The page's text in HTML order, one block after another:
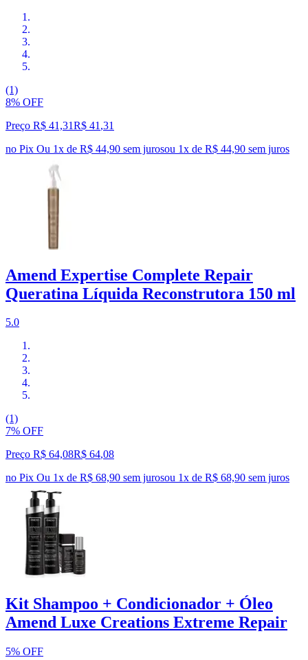
(1)
8% OFF
Preço R$ 41,31R$ 41 ,31
no Pix Ou 1x de R$ 44,90 sem jurosou 1x de R$ 44,90 sem juros
Amend Expertise Complete Repair
Queratina Líquida Reconstrutora 150 ml
5.0
(1)
7% OFF
Preço R$ 64,08R$ 64,08
no Pix Ou 1x de R$ 68,90 sem jurosou 1x de R$ 68,90 sem juros
Kit Shampoo + Condicionador + Óleo
Amend Luxe Creations Extreme Repair
5% OFF